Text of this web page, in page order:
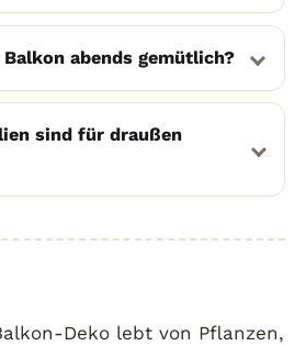
abends gemütlich?
sind für draußen
Deko lebt von Pflanzen,